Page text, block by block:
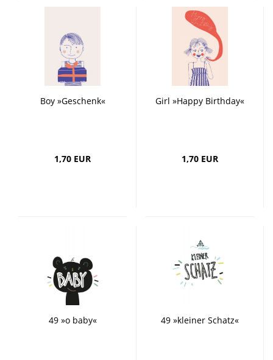
Boy »Geschenk«
1,70 EUR
Girl »Happy Birthday«
1,70 EUR
49 »o baby« 49 »kleiner Schatz«